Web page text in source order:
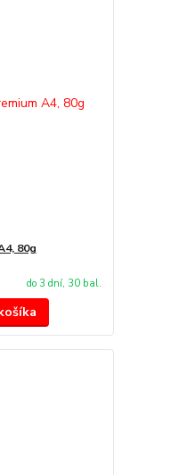
80g
do 3 dní, 30 bal.